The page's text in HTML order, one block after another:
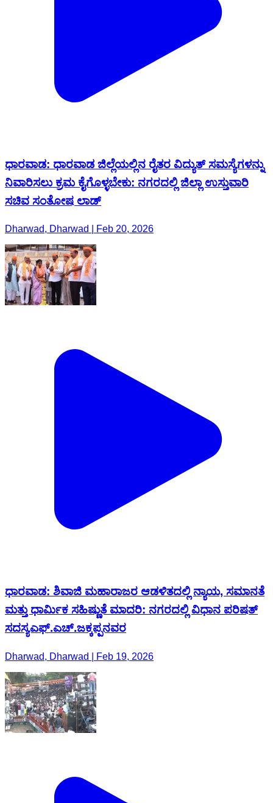
ಧಾರವಾಡ: ಧಾರವಾಡ ಜಿಲ್ಲೆಯಲ್ಲಿನ ರೈತರ ವಿದ್ಯುತ್ ಸಮಸ್ಯೆಗಳನ್ನು
ನಿವಾರಿಸಲು ಕ್ರಮ ಕೈಗೊಳ್ಳಬೇಕು: ನಗರದಲ್ಲಿ ಜಿಲ್ಲಾ ಉಸ್ತುವಾರಿ
ಸಚಿವ ಸಂತೋಷ ಲಾಡ್
Dharwad, Dharwad | Feb 20, 2026
ಧಾರವಾಡ: ಶಿವಾಜಿ ಮಹಾರಾಜರ ಆಡಳಿತದಲ್ಲಿ ನ್ಯಾಯ, ಸಮಾನತೆ
ಮತ್ತು ಧಾರ್ಮಿಕ ಸಹಿಷ್ಣುತೆ ಮಾದರಿ: ನಗರದಲ್ಲಿ ವಿಧಾನ ಪರಿಷತ್
ಸದಸ್ಯಎಫ್.ಎಚ್.ಜಕ್ಕಪ್ಪನವರ
Dharwad, Dharwad | Feb 19, 2026